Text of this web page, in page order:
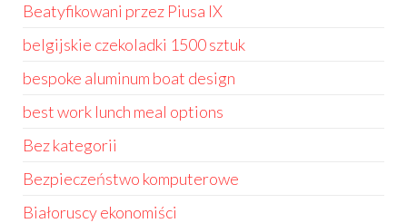
Beatyfikowani przez Piusa IX
belgijskie czekoladki 1500 sztuk
bespoke aluminum boat design
best work lunch meal options
Bez kategorii
Bezpieczeństwo komputerowe
Białoruscy ekonomiści